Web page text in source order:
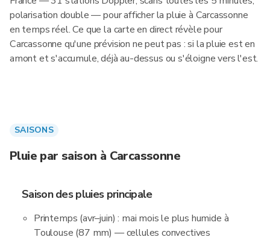
polarisation double — pour afficher la pluie à Carcassonne
en temps réel. Ce que la carte en direct révèle pour
Carcassonne qu'une prévision ne peut pas : si la pluie est en
amont et s'accumule, déjà au-dessus ou s'éloigne vers l'est.
SAISONS
Pluie par saison à Carcassonne
Saison des pluies principale
Printemps (avr–juin) : mai mois le plus humide à
Toulouse (87 mm) — cellules convectives